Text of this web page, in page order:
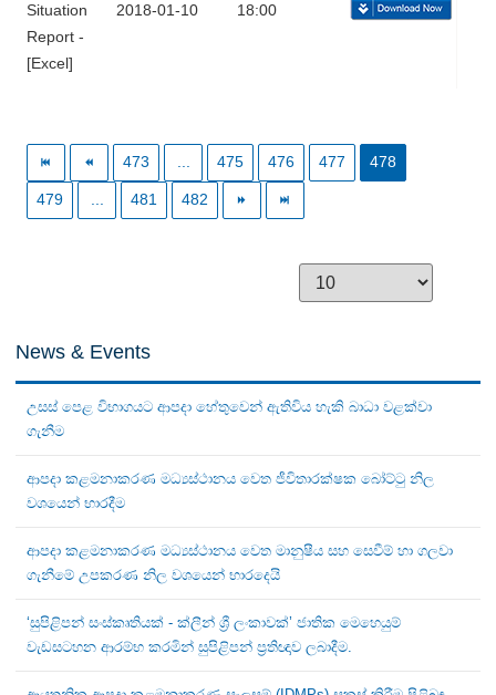
Situation
Report -
[Excel]
2018-01-10 18:00
473 ... 475 476 477 478
479 ... 481 482
News & Events
උසස් පෙළ විභාගයට ආපදා හේතුවෙන් ඇතිවිය හැකි බාධා වළක්වා
ගැනීම
ආපදා කළමනාකරණ මධ්‍යස්ථානය වෙත ජීවිතාරක්ෂක බෝට්ටු නිල
වශයෙන් භාරදීම
ආපදා කළමනාකරණ මධ්‍යස්ථානය වෙත මානුෂීය සහ සෙවීම් හා ගලවා
ගැනීමේ උපකරණ නිල වශයෙන් භාරදෙයි
‘සුපිළිපන් සංස්කෘතියක් - ක්ලීන් ශ්‍රී ලංකාවක්’ ජාතික මෙහෙයුම්
වැඩසටහන ආරම්භ කරමින් සුපිළිපන් ප්‍රතිඥාව ලබාදීම.